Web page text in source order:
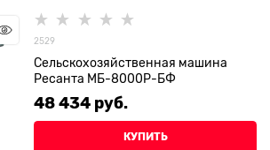
2529
Сельскохозяйственная машина
Ресанта МБ-8000P-БФ
48 434 руб.
КУПИТЬ